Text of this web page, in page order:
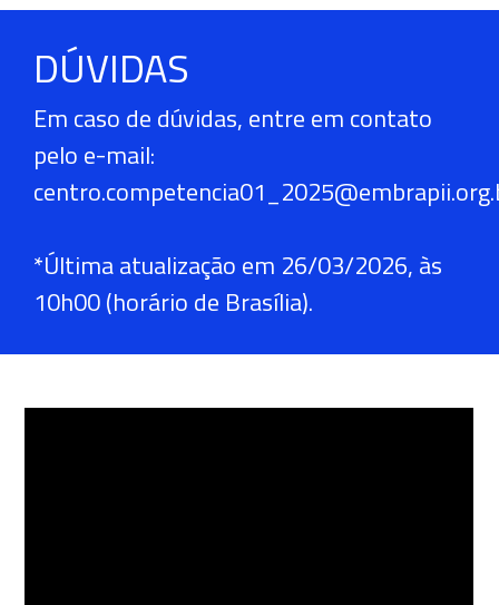
DÚVIDAS
Em caso de dúvidas, entre em contato
pelo e-mail:
*Última atualização em 26/03/2026, às
10h00 (horário de Brasília).